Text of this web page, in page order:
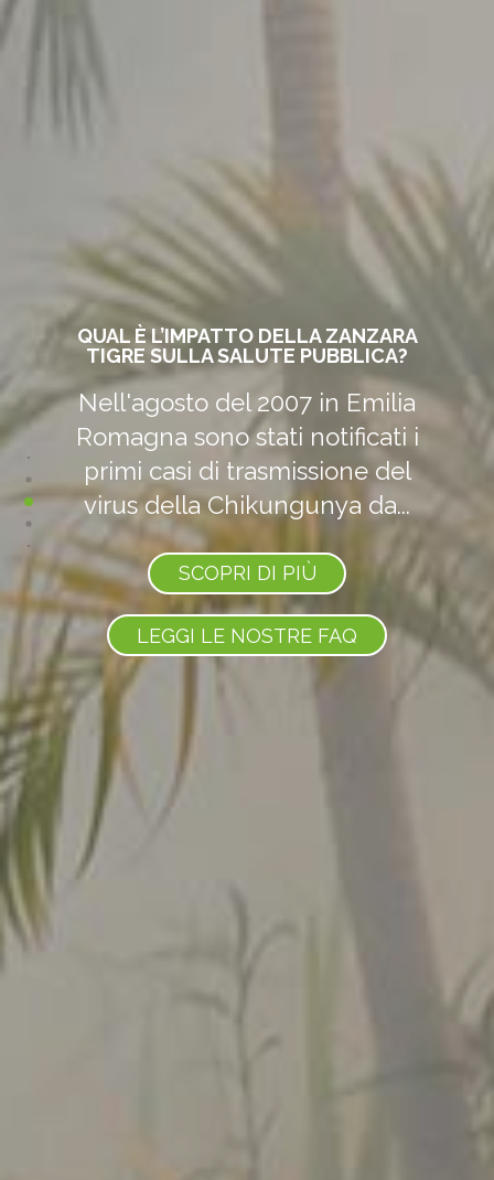
HO LA CASA SPESSO INVASA DA
ZANZARONI E NE SONO
TERRORIZZATA. POSSONO
I cosiddetti "zanzaroni" (così
chiamati per il loro aspetto
che ricorda quello delle
zanzare) appartengono al...
SCOPRI DI PIÙ
LEGGI LE NOSTRE FAQ